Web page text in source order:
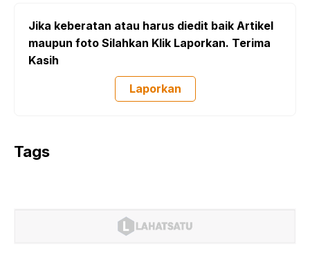
Jika keberatan atau harus diedit baik Artikel
maupun foto Silahkan Klik Laporkan. Terima
Kasih
Laporkan
Tags